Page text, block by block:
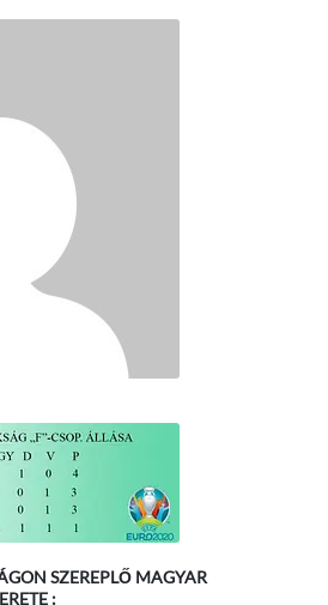
SZEREPLŐ MAGYAR
: